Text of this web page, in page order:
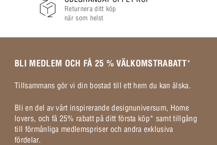
Returnera ditt köp
när som helst
BLI MEDLEM OCH FÅ 25 % VÄLKOMSTRABATT*
Tillsammans gör vi din bostad till ett hem du kan älska.
Bli en del av vårt inspirerande designuniversum, Home
lovers, och få 25% rabatt på ditt första köp* samt tillgång
till förmånliga medlemspriser och andra exklusiva
fördelar.